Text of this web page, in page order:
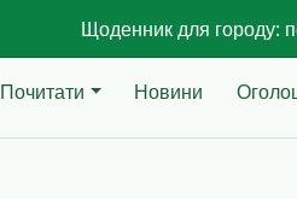
Щоденник для городу:
Почитати Новини